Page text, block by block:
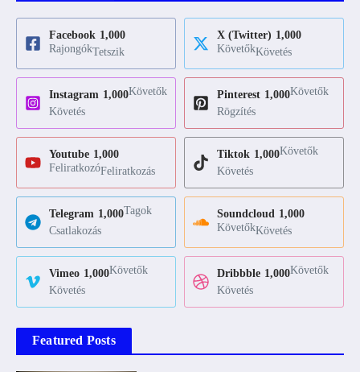
Facebook 1,000
RajongókTetszik
X (Twitter) 1,000
KövetőkKövetés
Instagram 1,000Követők
Követés
Pinterest 1,000Követők
Rögzítés
Youtube 1,000
FeliratkozóFeliratkozás
Tiktok 1,000Követők
Követés
Telegram 1,000Tagok
Csatlakozás
Soundcloud 1,000
KövetőkKövetés
Vimeo 1,000Követők
Követés
Dribbble 1,000Követők
Követés
Featured Posts